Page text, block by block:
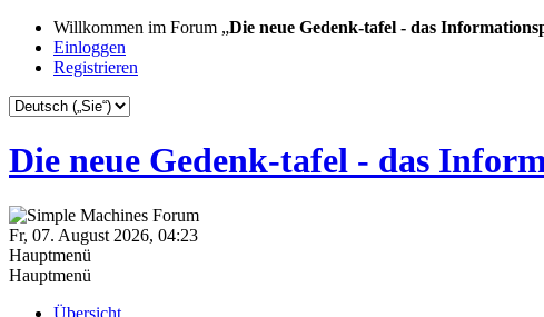
Willkommen im Forum „Die neue Gedenk-tafel - das
Einloggen
Registrieren
Die neue Gedenk-tafel - das
Fr, 07. August 2026, 04:23
Hauptmenü
Hauptmenü
Übersicht